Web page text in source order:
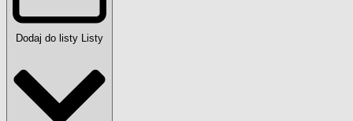
Dodaj do listy Listy